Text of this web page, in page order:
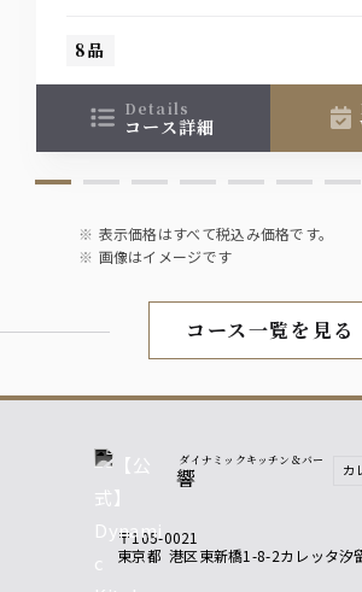
※デザートのメッセージを御希望の
8品
details
コース詳細
表示価格はすべて税込み価格です。
画像はイメージです
コース一覧を見る
ダイナミックキッチン＆バー
響 カ
〒105-0021
東京都 港区東新橋1-8-2カレッタ汐